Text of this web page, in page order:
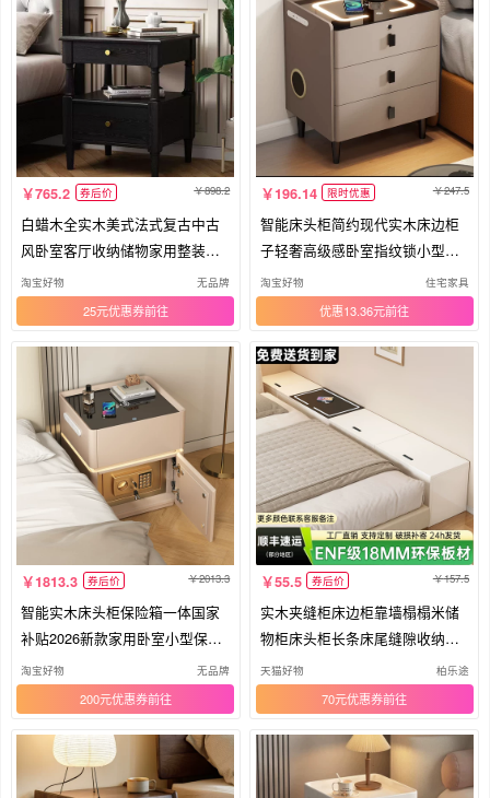
765.2 券后价 898.2
白蜡木全实木美式法式复古中古
风卧室客厅收纳储物家用整装床
头柜
淘宝好物 无品牌
25元优惠券
196.14 限时优惠 247.5
智能床头柜简约现代实木床边柜
子轻奢高级感卧室指纹锁小型收
纳柜
淘宝好物 住宅家具
优惠13.36元
1813.3 券后价 2013.3
智能实木床头柜保险箱一体国家
补贴2026新款家用卧室小型保险
柜子
淘宝好物 无品牌
200元优惠券
55.5 券后价 157.5
实木夹缝柜床边柜靠墙榻榻米储
物柜床头柜长条床尾缝隙收纳柜
边柜
天猫好物 柏乐途
70元优惠券